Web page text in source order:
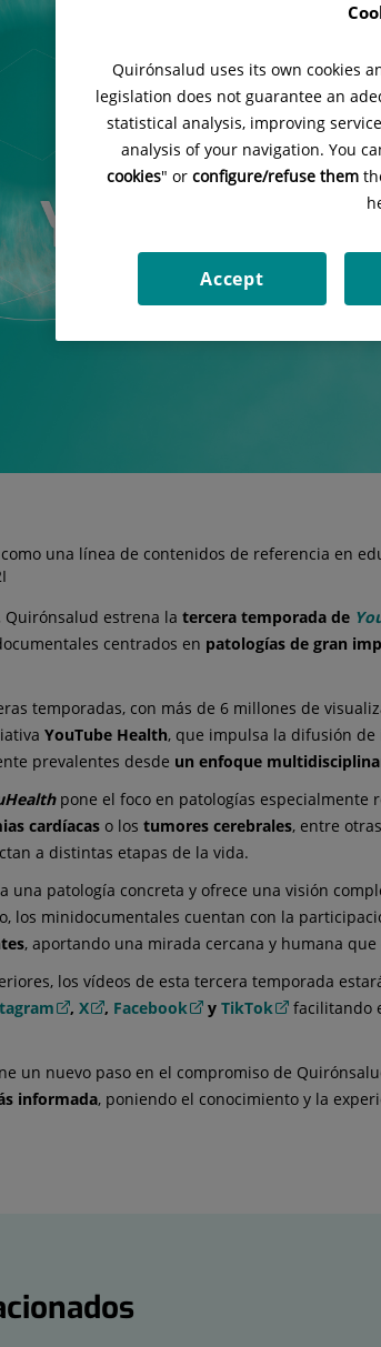
una línea de contenidos de referencia en
Quirónsalud estrena la tercera temporada de
centrados en patologías de gran
temporadas, con más de 6 millones de
YouTube Health, que impulsa la difusión
prevalentes desde un enfoque
pone el foco en patologías especialmente
cardíacas o los tumores cerebrales, entre
a distintas etapas de la vida.
una patología concreta y ofrece una visión
los minidocumentales cuentan con la
, aportando una mirada cercana y humana
los vídeos de esta tercera temporada
, X , Facebook y TikTok
facilitando
un nuevo paso en el compromiso de
informada, poniendo el conocimiento y la
Quirónsalud uses its own cookies
legislation does not guarantee an
statistical analysis, improving
analysis of your navigation. You
cookies" or configure/refuse them
Accept